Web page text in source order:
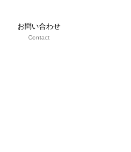
お問い合わせ
Contact